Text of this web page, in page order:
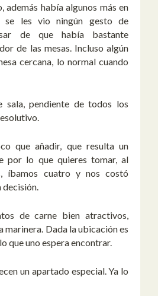
además había algunos más en
les vio ningún gesto de
de que había bastante
de las mesas. Incluso algún
cercana, lo normal cuando
sala, pendiente de todos los
que añadir, que resulta un
por lo que quieres tomar, al
íbamos cuatro y nos costó
de carne bien atractivos,
marinera. Dada la ubicación es
que uno espera encontrar.
un apartado especial. Ya lo